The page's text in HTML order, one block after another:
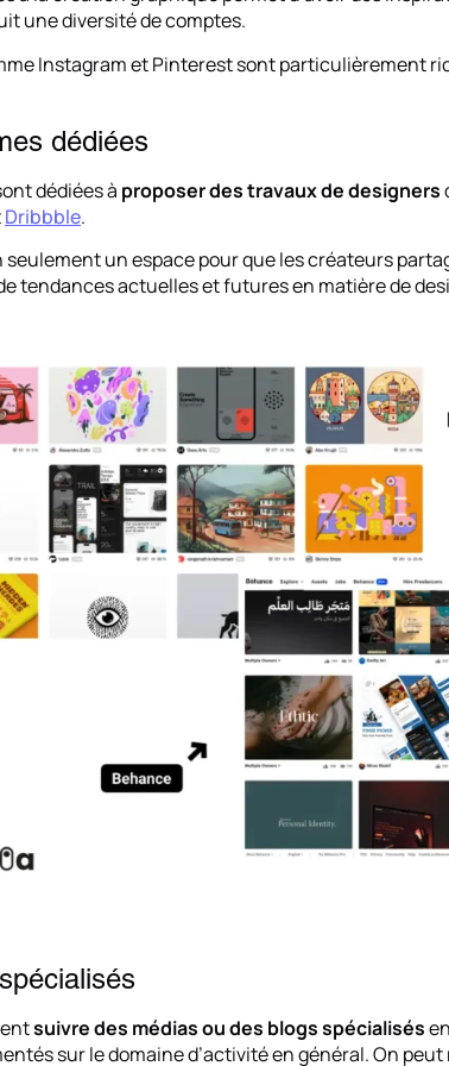
une diversité de comptes.
Instagram et Pinterest sont particulièrement
dédiées
dédiées à proposer des travaux de designers
Dribbble.
un espace pour que les créateurs
tendances actuelles et futures en matière de
suivre des médias ou des blogs spécialisés
sur le domaine d’activité en général. On